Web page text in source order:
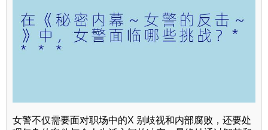
女警不仅需要面对职场中的X 别歧视和内部腐败，还要处